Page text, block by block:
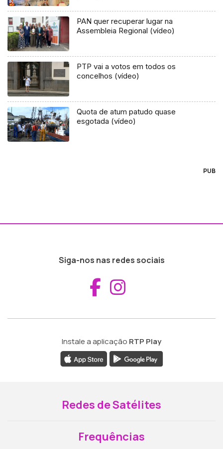
PAN quer recuperar lugar na
Assembleia Regional (vídeo)
PTP vai a votos em todos os
concelhos (vídeo)
Quota de atum patudo quase
esgotada (vídeo)
PUB
Siga-nos nas redes sociais
Aceder ao
Instale a aplicação RTP Play
Redes de Satélites
Frequências